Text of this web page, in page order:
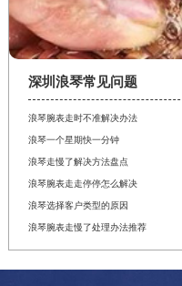
深圳浪琴常见问题
浪琴腕表走时不准解决办法
浪琴一个星期快一分钟
浪琴走慢了解决方法盘点
浪琴腕表走走停停怎么解决
浪琴选择客户类型的原因
浪琴腕表走慢了处理办法推荐